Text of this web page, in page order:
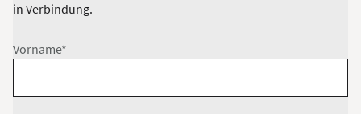
in Verbindung.
Vorname*